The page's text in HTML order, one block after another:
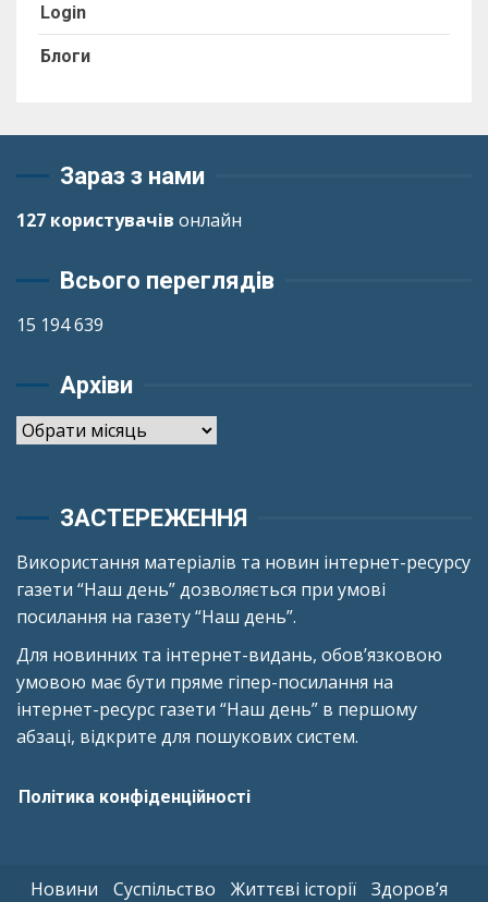
Login
Блоги
Зараз з нами
127 користувачів онлайн
Всього переглядів
15 194 639
Архіви
Архіви
ЗАСТЕРЕЖЕННЯ
Використання матеріалів та новин інтернет-ресурсу
газети “Наш день” дозволяється при умові
посилання на газету “Наш день”.
Для новинних та інтернет-видань, обов’язковою
умовою має бути пряме гіпер-посилання на
інтернет-ресурс газети “Наш день” в першому
абзаці, відкрите для пошукових систем.
Політика конфіденційності
Новини Суспільство Життєві історії Здоров’я